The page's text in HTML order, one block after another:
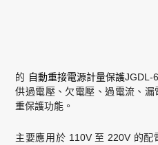
的 自動重接電源計量保護JGDL-
供過電壓、欠電壓、過電流、
重保護功能。
主要應用於 110V 至 220V 的配